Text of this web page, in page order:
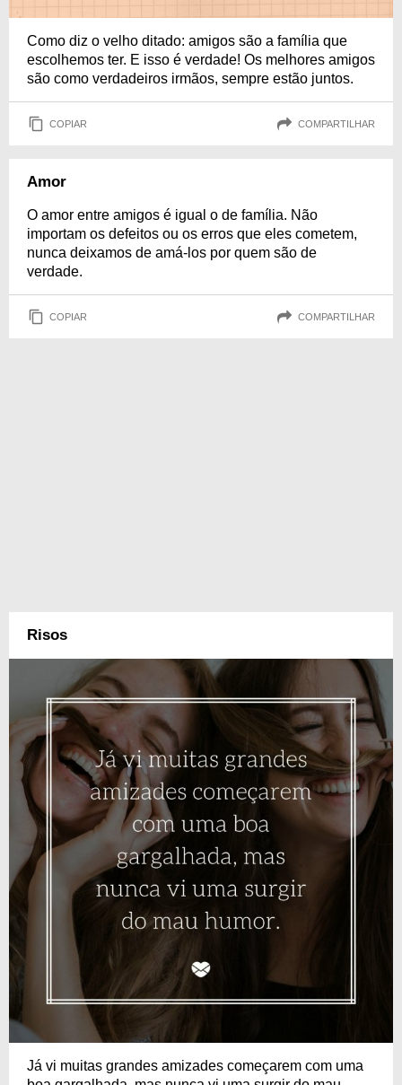
Como diz o velho ditado: amigos são a família que
escolhemos ter. E isso é verdade! Os melhores amigos
são como verdadeiros irmãos, sempre estão juntos.
COPIAR COMPARTILHAR
Amor
O amor entre amigos é igual o de família. Não
importam os defeitos ou os erros que eles cometem,
nunca deixamos de amá-los por quem são de
verdade.
COPIAR COMPARTILHAR
Risos
Já vi muitas grandes amizades começarem com uma